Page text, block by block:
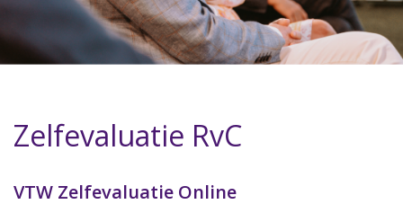
Zelfevaluatie RvC
VTW Zelfevaluatie Online